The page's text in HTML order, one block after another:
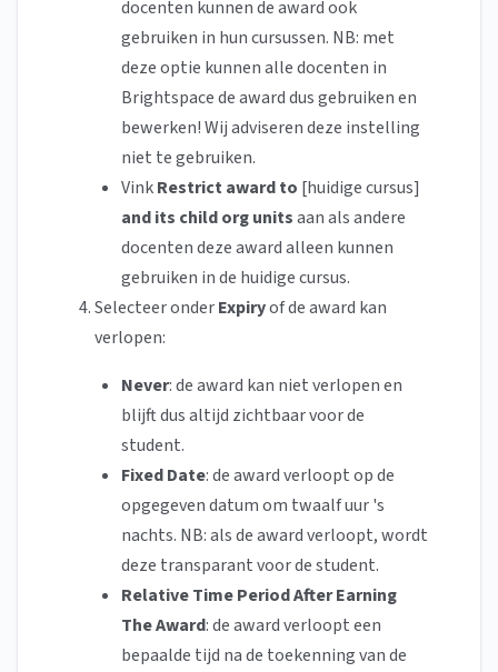
docenten kunnen de award ook
gebruiken in hun cursussen. NB: met
deze optie kunnen alle docenten in
Brightspace de award dus gebruiken en
bewerken! Wij adviseren deze instelling
niet te gebruiken.
VinkRestrict award to [huidige cursus]
and its child org unitsaan als andere
docenten deze award alleen kunnen
gebruiken in de huidige cursus.
Selecteer onderExpiryof de award kan
verlopen:
Never: de award kan niet verlopen en
blijft dus altijd zichtbaar voor de
student.
Fixed Date: de award verloopt op de
opgegeven datum om twaalf uur 's
nachts. NB: als de award verloopt, wordt
deze transparant voor de student.
Relative Time Period After Earning
The Award: de award verloopt een
bepaalde tijd na de toekenning van de